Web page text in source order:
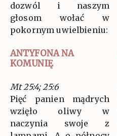
dozwól i naszym
głosom wołać w
pokornym uwielbieniu:
ANTYFONA NA
KOMUNIĘ
Mt 25:4; 25:6
Pięć panien mądrych
wzięło oliwy w
naczynia swoje z